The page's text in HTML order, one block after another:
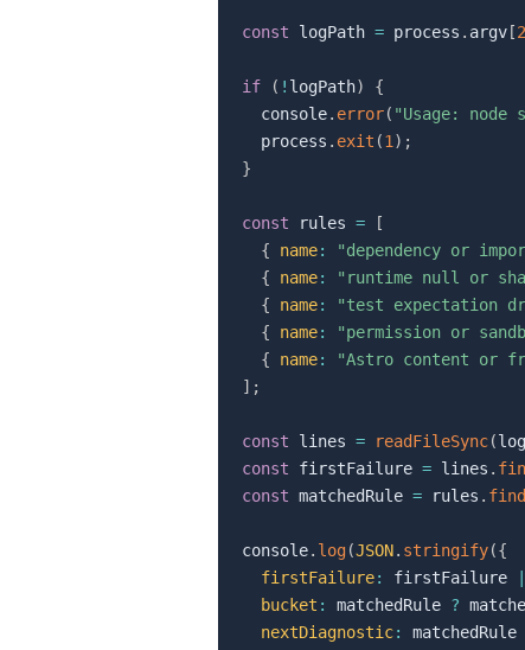
const logPath = process . argv [2
if ( ! logPath)
{
  console
. error( "Usage:
  process
. exit (1) ;
}
const rules =
[
{
name: "dependency or
{
name: "runtime null or
{
name: "test expectation
{
name: "permission or
{
name: "Astro content or
] ;
const lines = readFileSync(
const firstFailure = lines .
const matchedRule = rules . find
console. log(JSON. stringify({
firstFailure: firstFailure
bucket : matchedRule ?
nextDiagnostic: matchedRule